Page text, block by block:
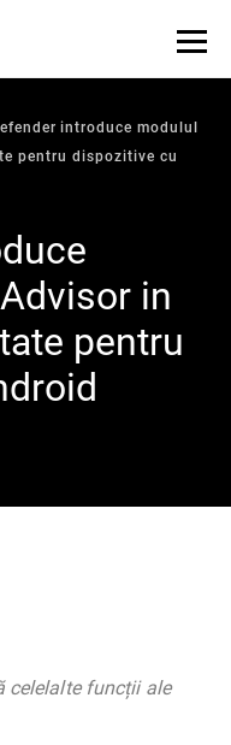
introduce modulul
pentru dispozitive cu
in
pentru
celelalte funcții ale